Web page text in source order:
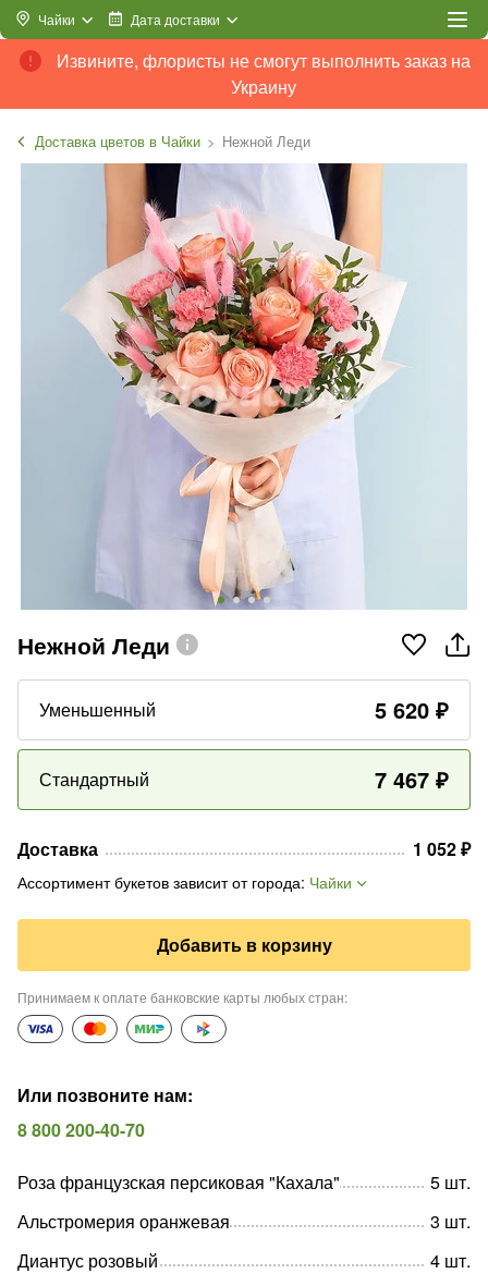
Чайки Дата доставки
Извините, флористы не смогут выполнить заказ на
Украину
Доставка цветов в Чайки Нежной Леди
Нежной Леди
Уменьшенный 5 620 ₽
Стандартный 7 467 ₽
Доставка 1 052₽
Ассортимент букетов зависит от города: Чайки
Добавить в корзину
Принимаем к оплате банковские карты любых стран:
Или позвоните нам:
8 800 200-40-70
Роза французская персиковая "Кахала" 5 шт.
Альстромерия оранжевая
3 шт.
Диантус розовый
4 шт.